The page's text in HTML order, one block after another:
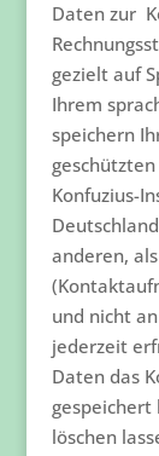
Daten zur
gezielt auf
Ihrem
speichern
Konfuzius-
anderen,
und nicht
jederzeit
Daten das
gespeichert
löschen